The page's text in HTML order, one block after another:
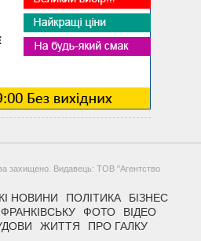
захищено. Видавець: ТОВ "Агентство
НОВИНИ ПОЛІТИКА
БІЗНЕС
ФОТО
ВІДЕО
ЖИТТЯ ПРО ГАЛКУ